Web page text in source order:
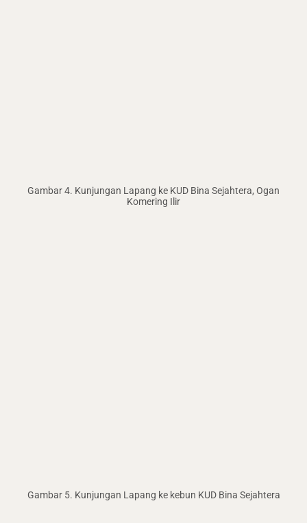
Gambar 4. Kunjungan Lapang ke KUD Bina Sejahtera, Ogan
Komering Ilir
Gambar 5. Kunjungan Lapang ke kebun KUD Bina Sejahtera